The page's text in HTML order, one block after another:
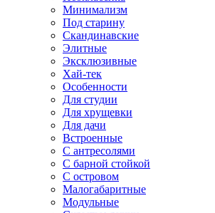
Минимализм
Под старину
Скандинавские
Элитные
Эксклюзивные
Хай-тек
Особенности
Для студии
Для хрущевки
Для дачи
Встроенные
С антресолями
С барной стойкой
С островом
Малогабаритные
Модульные